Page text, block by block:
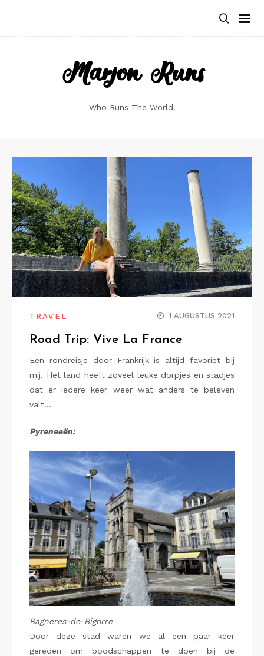
content
Marjon Runs
Who Runs The World!
TRAVEL 1 AUGUSTUS 2021
Road Trip: Vive La France
Een rondreisje door Frankrijk is altijd favoriet bij
mij. Het land heeft zoveel leuke dorpjes en stadjes
dat er iedere keer weer wat anders te beleven
valt…
Pyreneeën:
Bagneres-de-Bigorre
Door deze stad waren we al een paar keer
gereden om boodschappen te doen bij de